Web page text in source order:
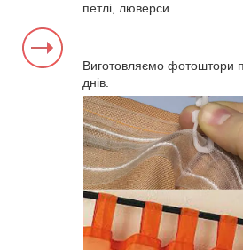
петлі, люверси.
Виготовляємо фотоштори
днів.